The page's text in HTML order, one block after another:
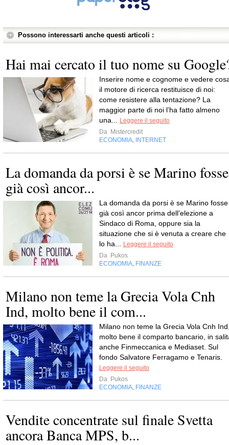
Possono interessarti anche questi articoli :
Hai mai cercato il tuo nome su
Inserire nome e cognome e vedere
il motore di ricerca restituisce di noi:
come resistere alla tentazione? La
maggior parte di noi l’ha fatto almeno
una...
Leggere il seguito
Da Mistercredit
ECONOMIA INTERNET
La domanda da porsi è se Marino fosse
già così ancor...
La domanda da porsi è se Marino fosse
già così ancor prima dell’elezione a
Sindaco di Roma, oppure sia la
situazione che si è venuta a creare che
lo ha...
Leggere il seguito
Da Pukos
ECONOMIA FINANZE
Milano non teme la Grecia Vola Cnh
Ind, molto bene il com...
Milano non teme la Grecia Vola Cnh
molto bene il comparto bancario, in
anche Finmeccanica e Mediaset. Sul
fondo Salvatore Ferragamo e Tenaris.
Leggere il seguito
Da Pukos
ECONOMIA FINANZE
Vendite concentrate sul finale Svetta
ancora Banca MPS, b...